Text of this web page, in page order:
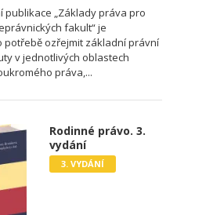
publikace „Základy práva pro
fakult“ je
potřebě ozřejmit základní právní
v jednotlivých oblastech
práva,...
Rodinné právo. 3.
vydání
3. VYDÁNÍ